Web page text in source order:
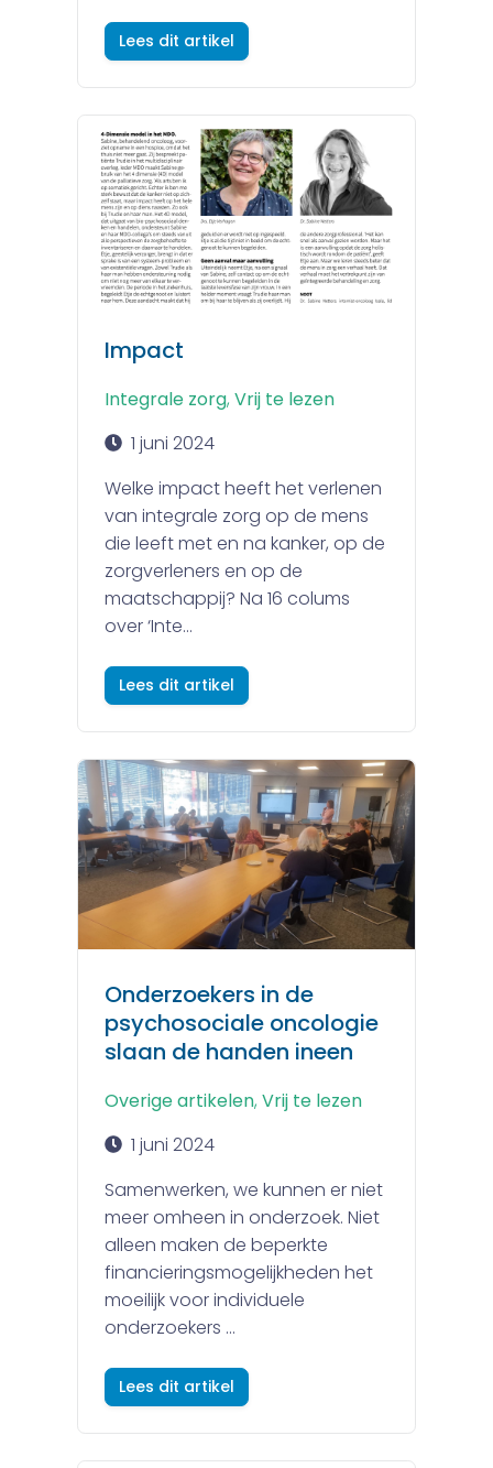
Lees dit artikel
Impact
Integrale zorg, Vrij te lezen
1 juni 2024
Welke impact heeft het verlenen
van integrale zorg op de mens
die leeft met en na kanker, op de
zorgverleners en op de
maatschappij? Na 16 colums
over ‘Inte...
Lees dit artikel
Onderzoekers in de
psychosociale oncologie
slaan de handen ineen
Overige artikelen, Vrij te lezen
1 juni 2024
Samenwerken, we kunnen er niet
meer omheen in onderzoek. Niet
alleen maken de beperkte
financieringsmogelijkheden het
moeilijk voor individuele
onderzoekers ...
Lees dit artikel